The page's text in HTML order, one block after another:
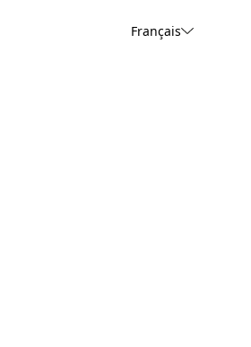
Français